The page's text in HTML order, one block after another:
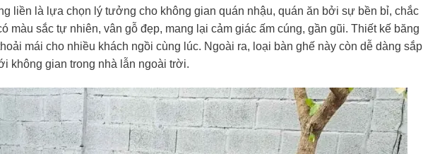
liền là lựa chọn lý tưởng cho không gian quán nhậu, quán ăn bởi sự bền bỉ, chắc
màu sắc tự nhiên, vân gỗ đẹp, mang lại cảm giác ấm cúng, gần gũi. Thiết kế băng
mái cho nhiều khách ngồi cùng lúc. Ngoài ra, loại bàn ghế này còn dễ dàng sắp
không gian trong nhà lẫn ngoài trời.